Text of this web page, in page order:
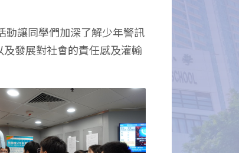
動讓同學們加深了解少年警訊
發展對社會的責任感及灌輸